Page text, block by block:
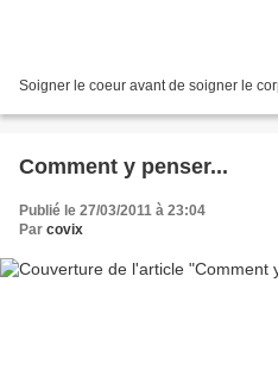
Soigner le coeur avant de soigner le
Comment y penser...
Publié le 27/03/2011 à 23:04
Par covix